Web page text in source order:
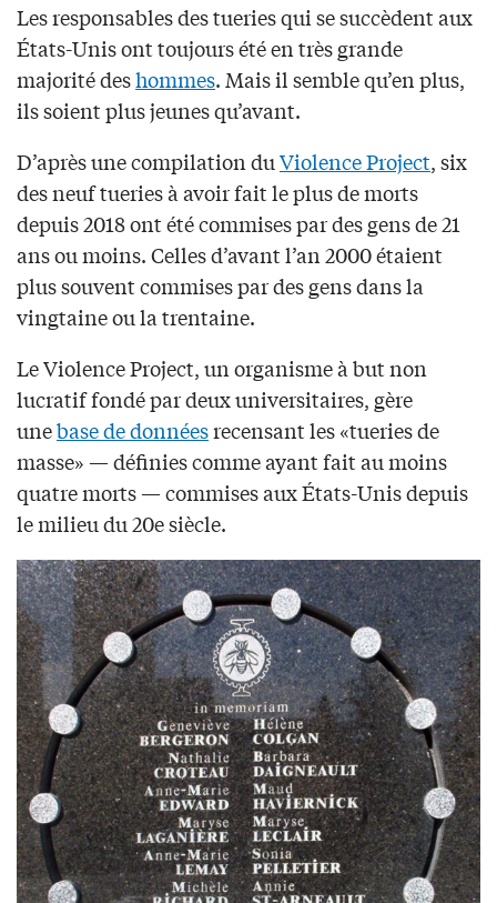
Les responsables des tueries qui se succèdent aux
États-Unis ont toujours été en très grande
majorité deshommes. Mais il semble qu’en plus,
ils soient plus jeunes qu’avant.
D’après une compilation duViolence Project, six
des neuf tueries à avoir fait le plus de morts
depuis 2018 ont été commises par des gens de 21
ans ou moins. Celles d’avant l’an 2000 étaient
plus souvent commises par des gens dans la
vingtaine ou la trentaine.
Le Violence Project, un organisme à but non
lucratif fondé par deux universitaires, gère
unebase de donnéesrecensant les «tueries de
masse» — définies comme ayant fait au moins
quatre morts — commises aux États-Unis depuis
le milieu du 20e siècle.